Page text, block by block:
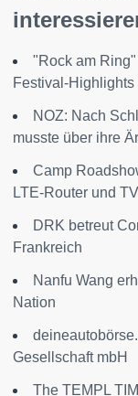
"Rock am
Festival-Highlights
NOZ: Nach
musste über ihre
Camp
LTE-Router und
DRK betreut
Frankreich
Nanfu Wang
Nation
Gesellschaft mbH
The TEMPL